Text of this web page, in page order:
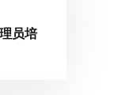
员培